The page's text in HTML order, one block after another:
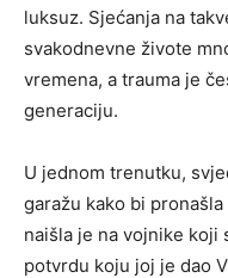
luksuz. Sjećanja na
svakodnevne živote
vremena, a trauma je
generaciju.
U jednom trenutku,
garažu kako bi
naišla je na vojnike
potvrdu koju joj je dao